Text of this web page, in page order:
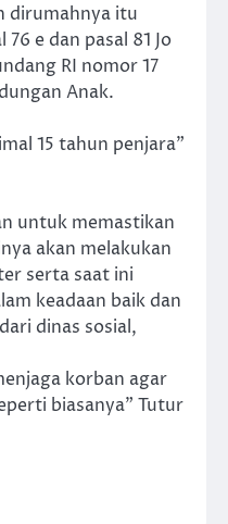
dirumahnya itu
e dan pasal 81 Jo
RI nomor 17
Anak.
15 tahun penjara”
untuk memastikan
akan melakukan
serta saat ini
keadaan baik dan
dinas sosial,
korban agar
biasanya” Tutur